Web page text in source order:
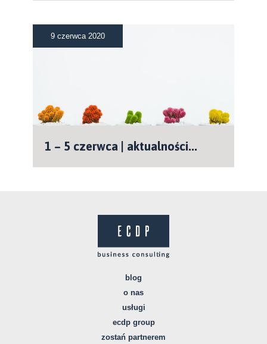
9 czerwca 2020
1 – 5 czerwca | aktualności...
blog
o nas
usługi
ecdp group
zostań partnerem